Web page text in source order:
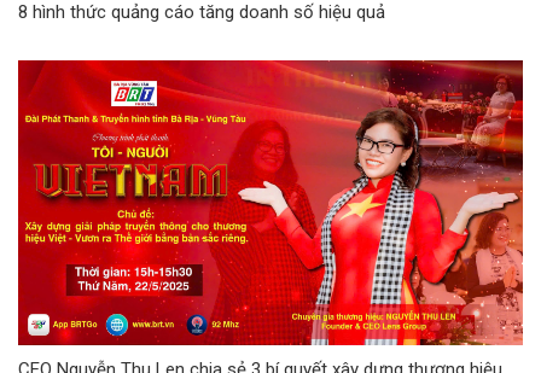
8 hình thức quảng cáo tăng doanh số hiệu quả